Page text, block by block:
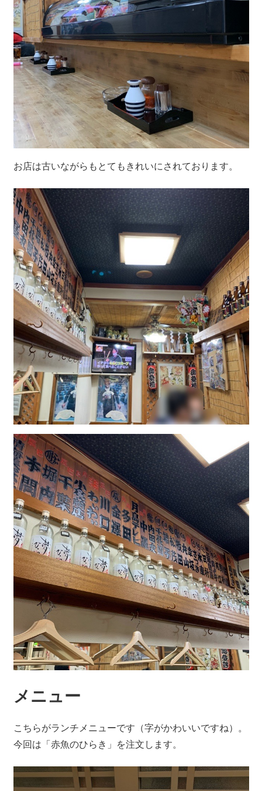
お店は古いながらもとてもきれいにされております。
メニュー
こちらがランチメニューです（字がかわいいですね）。
今回は「赤魚のひらき」を注文します。